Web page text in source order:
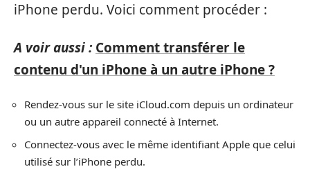
iPhone perdu. Voici comment procéder :
A voir aussi : Comment transférer le
contenu d'un iPhone à un autre iPhone ?
Rendez-vous sur le site iCloud.com depuis un ordinateur
ou un autre appareil connecté à Internet.
Connectez-vous avec le même identifiant Apple que celui
utilisé sur l’iPhone perdu.